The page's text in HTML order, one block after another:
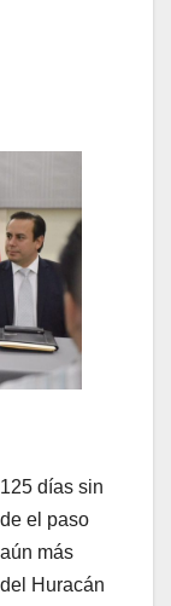
días sin
el paso
más
Huracán